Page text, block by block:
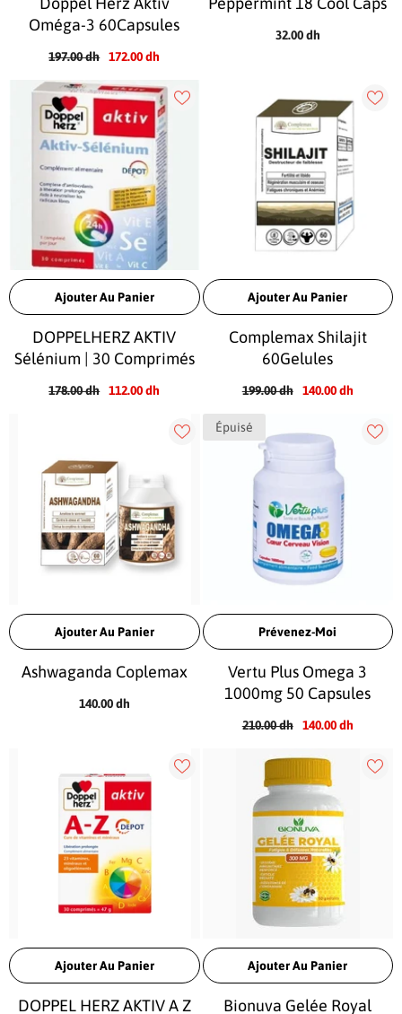
Oméga-3 60Capsules
197.00 dh 172.00 dh
32.00 dh
Ajouter Au Panier
DOPPELHERZ AKTIV
Sélénium | 30 Comprimés
178.00 dh 112.00 dh
Ajouter Au Panier
Complemax Shilajit
60Gelules
199.00 dh 140.00 dh
Ajouter Au Panier
Ashwaganda Coplemax
140.00 dh
Épuisé
Prévenez-Moi
Vertu Plus Omega 3
1000mg 50 Capsules
210.00 dh 140.00 dh
Ajouter Au Panier
DOPPEL HERZ AKTIV A Z
Ajouter Au Panier
Bionuva Gelée Royal